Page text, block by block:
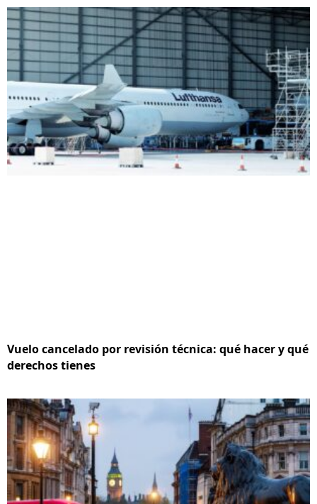
Vuelo cancelado por revisión técnica: qué hacer y qué
derechos tienes